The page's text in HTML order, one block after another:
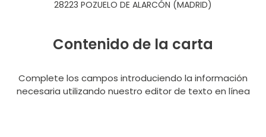
28223 POZUELO DE ALARCÓN (MADRID)
Contenido de la carta
Complete los campos introduciendo la información
necesaria utilizando nuestro editor de texto en línea